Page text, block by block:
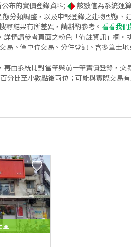
布的實價登錄資料; 該數值為系統運
分類調整，以及申報登錄之建物型態、
尋結果有所差異，請斟酌參考。 看看我
情請參考頁面之粉色「備註資訊」欄
易、僅車位交易、分件登記、含多筆土
由系統比對當筆與前一筆實價登錄，
比至小數點後兩位；可能與實際交易
區